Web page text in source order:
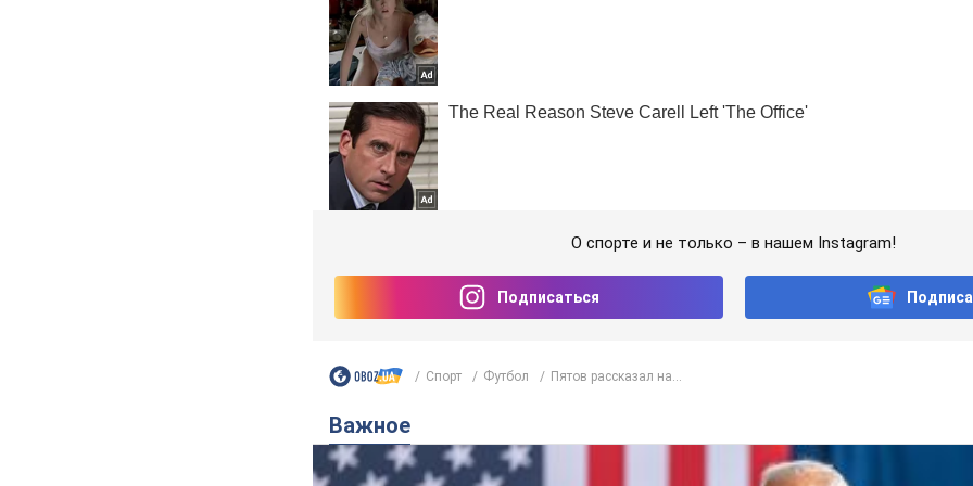
О спорте и не только – в нашем Instagram!
Подписаться
Спорт Футбол Пятов рассказал на...
Важное